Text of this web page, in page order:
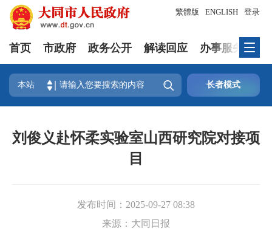
登录
繁體版 ENGLISH
首页 市政府 政务公开 解读回应 办事服务
本站  长者模式
刘俊义赴怀柔实验室山西研究院对接项
目
发布时间： 2025-09-27 08:38
来源： 大同日报